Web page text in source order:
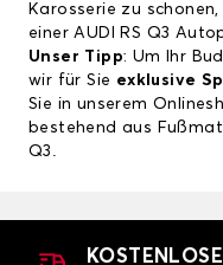
Karosserie zu
einerAUDI RS Q3
Unser Tipp: Um Ihr
wir für Sie exklusive
Sie in unserem
bestehend aus
Q3.